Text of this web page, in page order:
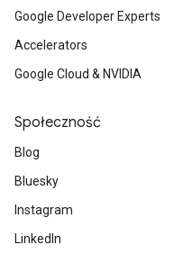
Google Developer Experts
Accelerators
Google Cloud & NVIDIA
Społeczność
Blog
Bluesky
Instagram
LinkedIn